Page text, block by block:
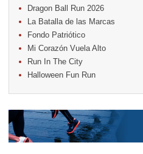
Noviembre
08. Lindora Run
15. Entre Pan y Rosas
Diciembre
06. Trail Vulcania 2026
12. Media Maratón Puntarenas 2026
Dragon Ball Run 2026
La Batalla de las Marcas
Fondo Patriótico
Mi Corazón Vuela Alto
Run In The City
Halloween Fun Run